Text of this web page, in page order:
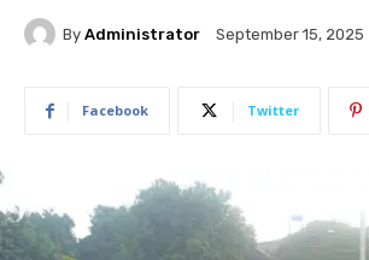
By Administrator September 15, 2025
Facebook Twitter